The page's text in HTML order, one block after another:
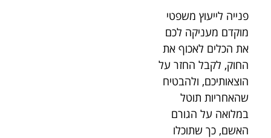
פנייה לייעוץ משפטי
מוקדם מעניקה לכם
את הכלים לאכוף את
החוק, לקבל החזר על
הוצאותיכם, ולהבטיח
שהאחריות תוטל
במלואה על הגורם
האשם, כך שתוכלו